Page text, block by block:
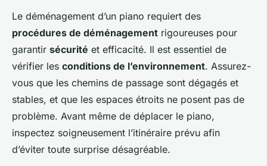
Le déménagement d’un piano requiert des
procédures de déménagement rigoureuses pour
garantir sécurité et efficacité. Il est essentiel de
vérifier les conditions de l’environnement. Assurez-
vous que les chemins de passage sont dégagés et
stables, et que les espaces étroits ne posent pas de
problème. Avant même de déplacer le piano,
inspectez soigneusement l’itinéraire prévu afin
d’éviter toute surprise désagréable.